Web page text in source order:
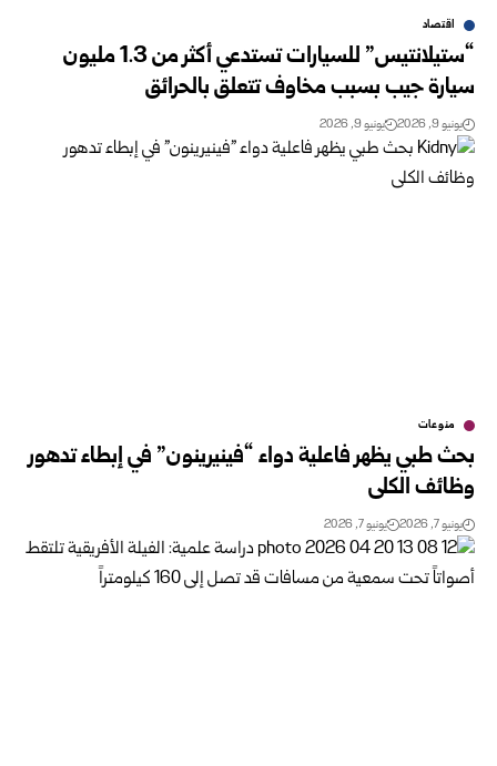
اقتصاد
“ستيلانتيس” للسيارات تستدعي أكثر من 1.3 مليون
سيارة جيب بسبب مخاوف تتعلق بالحرائق
يونيو 9, 2026 يونيو 9, 2026
منوعات
بحث طبي يظهر فاعلية دواء “فينيرينون” في إبطاء تدهور
وظائف الكلى
يونيو 7, 2026 يونيو 7, 2026